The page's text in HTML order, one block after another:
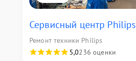
Сервисный центр Philips
Ремонт техники Philips
5,0236 оценки